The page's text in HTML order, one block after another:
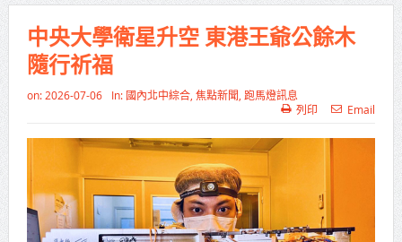
擴大至國中生
雙北合作里程碑！萬大線動態測試
侯友宜蔣萬安攜手視察
高齡健康產業博覽會8/7盛大登場 新
北形象館亮相
打鐵厝北側產業園區產業設施公共
動土創造千個就業機會
中央大學衛星升空 東港王爺公餘木
隨行祈福
on: 2026-07-06 In: 國內北中綜合, 焦點新聞 跑馬燈訊息
列印
Email